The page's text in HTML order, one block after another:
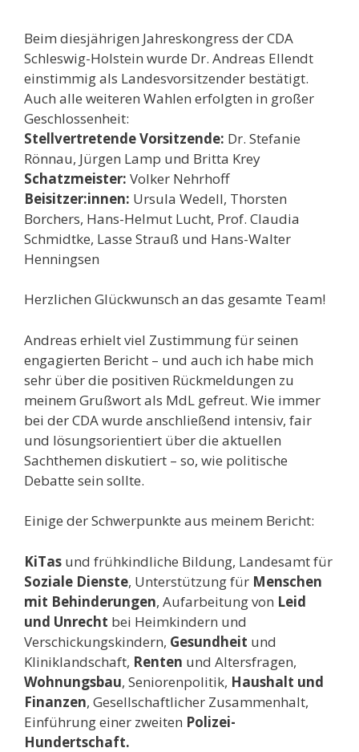
Beim diesjährigen Jahreskongress der CDA
Schleswig-Holstein wurde Dr. Andreas Ellendt
einstimmig als Landesvorsitzender bestätigt.
Auch alle weiteren Wahlen erfolgten in großer
Geschlossenheit:
Stellvertretende Vorsitzende: Dr. Stefanie
Rönnau, Jürgen Lamp und Britta Krey
Schatzmeister: Volker Nehrhoff
Beisitzer:innen: Ursula Wedell, Thorsten
Borchers, Hans-Helmut Lucht, Prof. Claudia
Schmidtke, Lasse Strauß und Hans-Walter
Henningsen
Herzlichen Glückwunsch an das gesamte Team!
Andreas erhielt viel Zustimmung für seinen
engagierten Bericht – und auch ich habe mich
sehr über die positiven Rückmeldungen zu
meinem Grußwort als MdL gefreut. Wie immer
bei der CDA wurde anschließend intensiv, fair
und lösungsorientiert über die aktuellen
Sachthemen diskutiert – so, wie politische
Debatte sein sollte.
Einige der Schwerpunkte aus meinem Bericht:
KiTas und frühkindliche Bildung, Landesamt für
Soziale Dienste, Unterstützung für Menschen
mit Behinderungen, Aufarbeitung von Leid
und Unrecht bei Heimkindern und
Verschickungskindern, Gesundheit und
Kliniklandschaft, Renten und Altersfragen,
Wohnungsbau, Seniorenpolitik, Haushalt und
Finanzen, Gesellschaftlicher Zusammenhalt,
Einführung einer zweiten Polizei-
Hundertschaft.